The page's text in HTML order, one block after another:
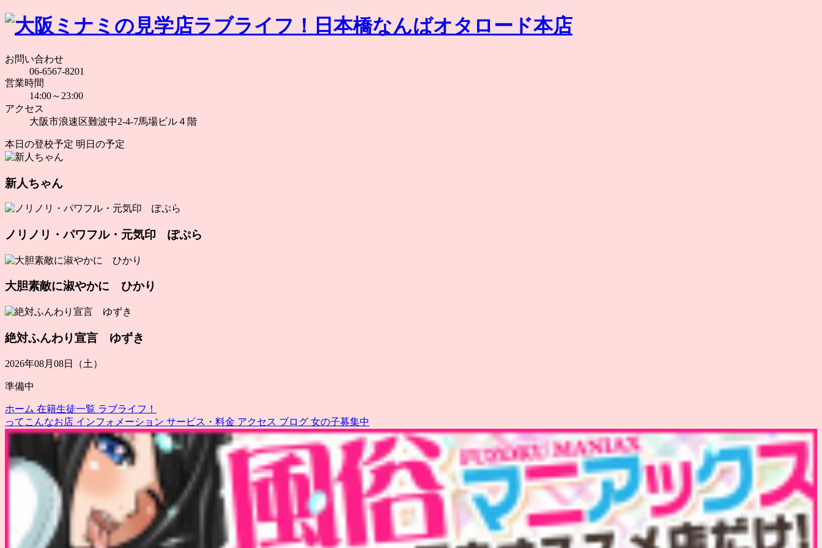
お問い合わせ
06-6567-8201
営業時間
14:00～23:00
アクセス
大阪市浪速区難波中2-4-7馬場ビル４階
本日の登校予定 明日の予定
新人ちゃん
ノリノリ・パワフル・元気印 ぽぷら
大胆素敵に淑やかに ひかり
絶対ふんわり宣言 ゆずき
2026年08月08日（土）
準備中
ホーム 在籍生徒一覧 ラブライフ！
ってこんなお店 インフォメーション サービス・料金 アクセス ブログ 女の子募集中